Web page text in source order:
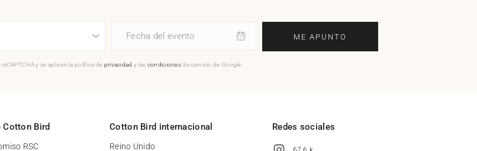
Fecha del evento ME APUNTO
y se aplican la política de privacidad y las condicionesde servicio de Google.
Cotton Bird
RSC
Cotton Bird internacional
Reino Unido
Redes sociales